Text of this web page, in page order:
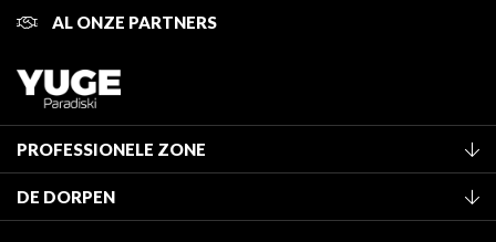
AL ONZE PARTNERS
PROFESSIONELE ZONE
Classificatie van de gemeubileerde accommodaties
DE DORPEN